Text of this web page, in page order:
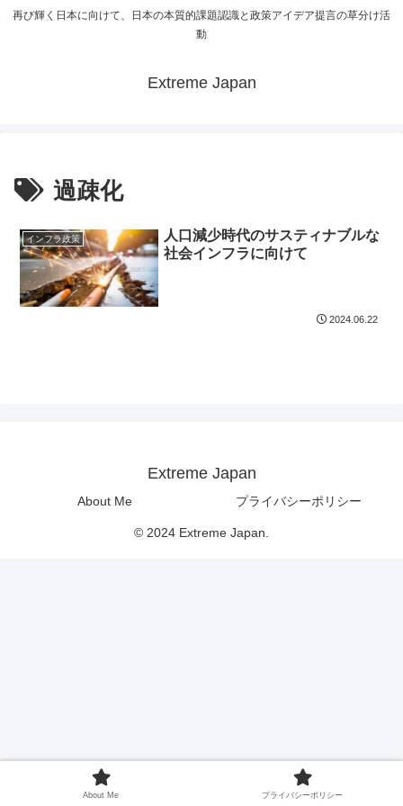
再び輝く日本に向けて、日本の本質的課題認識と政策アイデア提言の草分け活
動
Extreme Japan
過疎化
インフラ政策
人口減少時代のサスティナブルな
社会インフラに向けて
2024.06.22
Extreme Japan
About Me プライバシーポリシー
© 2024 Extreme Japan.
About Me プライバシーポリシー